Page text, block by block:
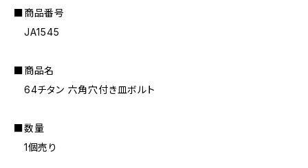
■商品番号
JA1545
■商品名
64チタン 六角穴付き皿ボルト
■数量
1個売り